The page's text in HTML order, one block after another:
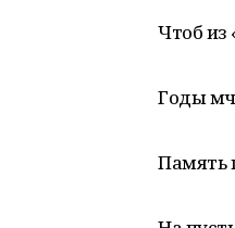
Чтоб из
Годы
Память